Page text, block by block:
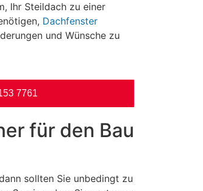
Ihr Steildach zu einer
Dachfenster
und Wünsche zu
7761
für den Bau
sollten Sie unbedingt zu